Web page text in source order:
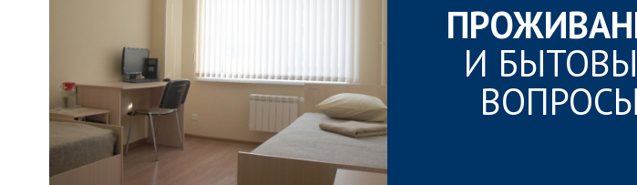
И
ВОПРОСЫ​